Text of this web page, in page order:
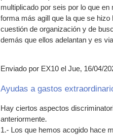
multiplicado por seis por lo que
forma más agill que la que se
cuestión de organización y de
demás que ellos adelantan y es
Enviado por EX10 el Jue, 16/04/
Ayudas a gastos
Hay ciertos aspectos
anteriormente.
1.- Los que hemos acogido hace